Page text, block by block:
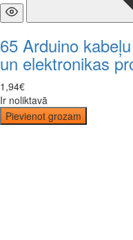
65 Arduino
un elektronikas
1 ,94€
Ir noliktavā
Pievienot grozam